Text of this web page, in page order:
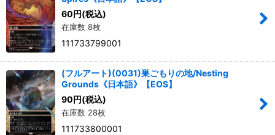
60円(税込)
在庫数 8枚
111733799001
(フルアート)(0031)巣ごもりの地/Nesting
Grounds《日本語》【EOS】
90円(税込)
在庫数 28枚
111733800001